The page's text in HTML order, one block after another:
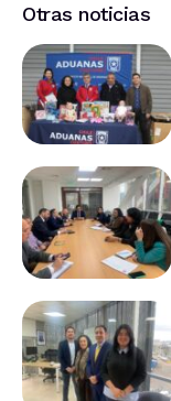
Otras noticias